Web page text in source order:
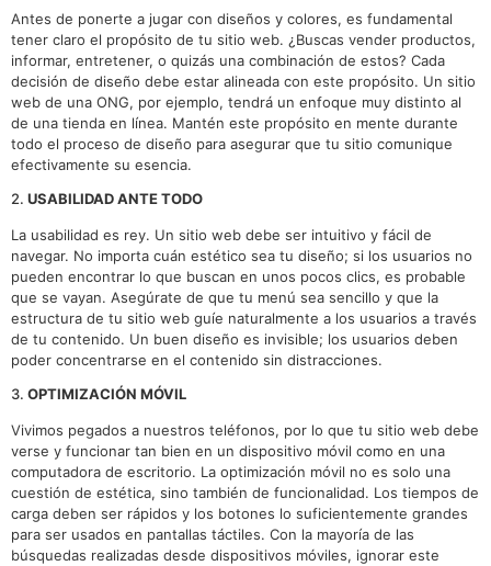
Antes de ponerte a jugar con diseños y colores, es fundamental
tener claro el propósito de tu sitio web. ¿Buscas vender productos,
informar, entretener, o quizás una combinación de estos? Cada
decisión de diseño debe estar alineada con este propósito. Un sitio
web de una ONG, por ejemplo, tendrá un enfoque muy distinto al
de una tienda en línea. Mantén este propósito en mente durante
todo el proceso de diseño para asegurar que tu sitio comunique
efectivamente su esencia.
2. USABILIDAD ANTE TODO
La usabilidad es rey. Un sitio web debe ser intuitivo y fácil de
navegar. No importa cuán estético sea tu diseño; si los usuarios no
pueden encontrar lo que buscan en unos pocos clics, es probable
que se vayan. Asegúrate de que tu menú sea sencillo y que la
estructura de tu sitio web guíe naturalmente a los usuarios a través
de tu contenido. Un buen diseño es invisible; los usuarios deben
poder concentrarse en el contenido sin distracciones.
3. OPTIMIZACIÓN MÓVIL
Vivimos pegados a nuestros teléfonos, por lo que tu sitio web debe
verse y funcionar tan bien en un dispositivo móvil como en una
computadora de escritorio. La optimización móvil no es solo una
cuestión de estética, sino también de funcionalidad. Los tiempos de
carga deben ser rápidos y los botones lo suficientemente grandes
para ser usados en pantallas táctiles. Con la mayoría de las
búsquedas realizadas desde dispositivos móviles, ignorar este